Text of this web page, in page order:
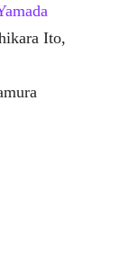
Ito,